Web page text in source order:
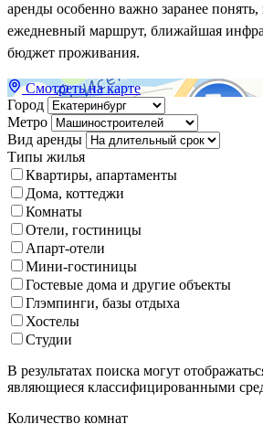
аренды особенно важно заранее
ежедневный маршрут, ближайшая
бюджет проживания.
Смотреть на карте
Город
Метро
Вид аренды
Типы жилья
Квартиры, апартаменты
Дома, коттеджи
Комнаты
Отели, гостиницы
Апарт-отели
Мини-гостиницы
Гостевые дома и другие объекты
Глэмпинги, базы отдыха
Хостелы
Студии
В результатах поиска могут
являющиеся классифицированными
Количество комнат